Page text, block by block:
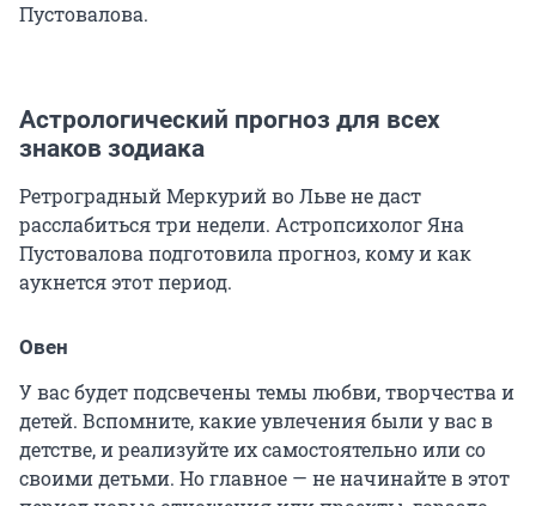
Пустовалова.
Астрологический прогноз для всех
знаков зодиака
Ретроградный Меркурий во Льве не даст
расслабиться три недели. Астропсихолог Яна
Пустовалова подготовила прогноз, кому и как
аукнется этот период.
Овен
У вас будет подсвечены темы любви, творчества и
детей. Вспомните, какие увлечения были у вас в
детстве, и реализуйте их самостоятельно или со
своими детьми. Но главное — не начинайте в этот